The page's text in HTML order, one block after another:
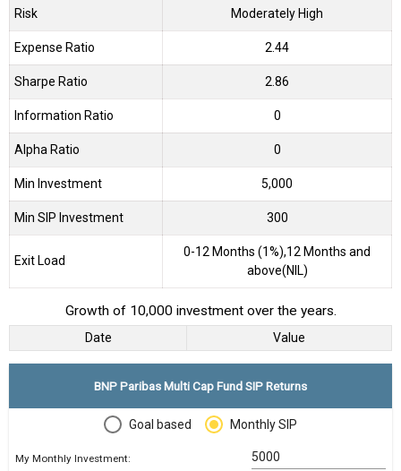
Risk Moderately High
Expense Ratio 2.44
Sharpe Ratio 2.86
Information Ratio 0
Alpha Ratio 0
Min Investment 5,000
Min SIP Investment 300
Exit Load
0-12 Months (1%),12 Months and
above(NIL)
Growth of 10,000 investment over the years.
Date Value
BNP Paribas Multi Cap Fund SIP Returns
Goal based Monthly SIP
My Monthly Investment: